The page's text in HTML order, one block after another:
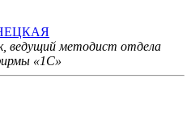
ведущий методист отдела
«1С»